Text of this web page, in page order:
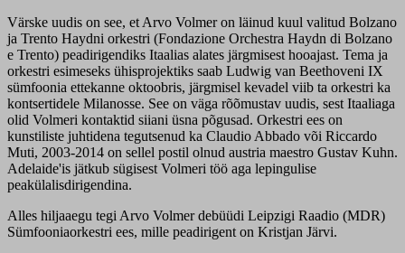
Värske uudis on see, et Arvo Volmer on läinud kuul valitud Bolzano
ja Trento Haydni orkestri (Fondazione Orchestra Haydn di Bolzano
e Trento) peadirigendiks Itaalias alates järgmisest hooajast. Tema ja
orkestri esimeseks ühisprojektiks saab Ludwig van Beethoveni IX
sümfoonia ettekanne oktoobris, järgmisel kevadel viib ta orkestri ka
kontsertidele Milanosse. See on väga rõõmustav uudis, sest Itaaliaga
olid Volmeri kontaktid siiani üsna põgusad. Orkestri ees on
kunstiliste juhtidena tegutsenud ka Claudio Abbado või Riccardo
Muti, 2003-2014 on sellel postil olnud austria maestro Gustav Kuhn.
Adelaide'is jätkub sügisest Volmeri töö aga lepingulise
peakülalisdirigendina.
Alles hiljaaegu tegi Arvo Volmer debüüdi Leipzigi Raadio (MDR)
Sümfooniaorkestri ees, mille peadirigent on Kristjan Järvi.